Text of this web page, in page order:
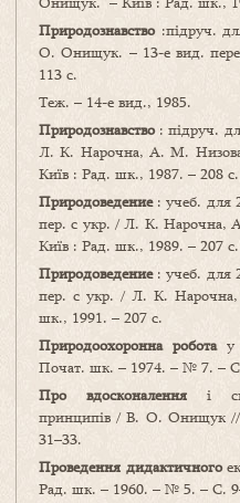
Природознавство:підруч.
О. Онищук. – 13-е вид.
113 с.
Теж. – 14-е вид., 1985.
Природознавство: підруч.
Л. К. Нарочна, А. М.
Київ : Рад. шк., 1987. – 208 с.
Природоведение: учеб. для
пер. с укр. / Л. К.
Київ : Рад. шк., 1989. – 207 с.
Природоведение: учеб. для
пер. с укр. / Л. К.
шк., 1991. – 207 с.
Природоохоронна роботау
Почат. шк. – 1974. – № 7. –
Про вдосконалення і
принципів / В. О. Онищук
31–33.
Проведення дидактичного
Рад. шк. – 1960. – № 5. – С.